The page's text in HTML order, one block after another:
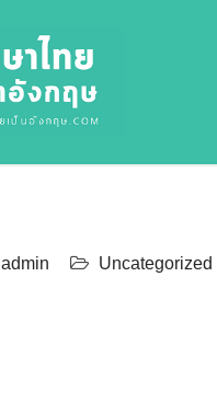
admin Uncategorized